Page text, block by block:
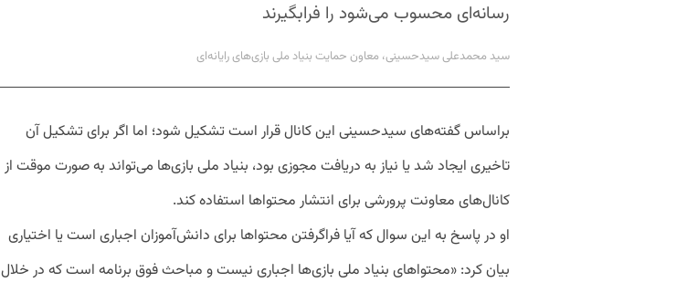
رسانه‌ای محسوب می‌شود را فرابگیرند
سید محمدعلی سیدحسینی، معاون حمایت بنیاد ملی بازی‌های رایانه‌ای
براساس گفته‌های سیدحسینی این کانال قرار است تشکیل شود؛ اما اگر برای تشکیل آن
تاخیری ایجاد شد یا نیاز به دریافت مجوزی بود، بنیاد ملی بازی‌ها می‌تواند به صورت موقت از
کانال‌های معاونت پرورشی برای انتشار محتواها استفاده کند.
او در پاسخ به این سوال که آیا فراگرفتن محتواها برای دانش‌آموزان اجباری است یا اختیاری
بیان کرد: «محتواهای بنیاد ملی بازی‌ها اجباری نیست و مباحث فوق برنامه است که در خلال